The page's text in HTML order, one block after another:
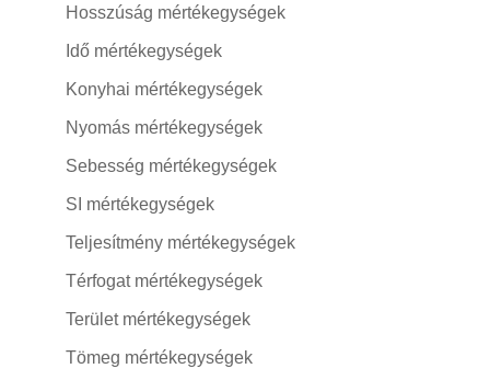
Hosszúság mértékegységek
Idő mértékegységek
Konyhai mértékegységek
Nyomás mértékegységek
Sebesség mértékegységek
SI mértékegységek
Teljesítmény mértékegységek
Térfogat mértékegységek
Terület mértékegységek
Tömeg mértékegységek